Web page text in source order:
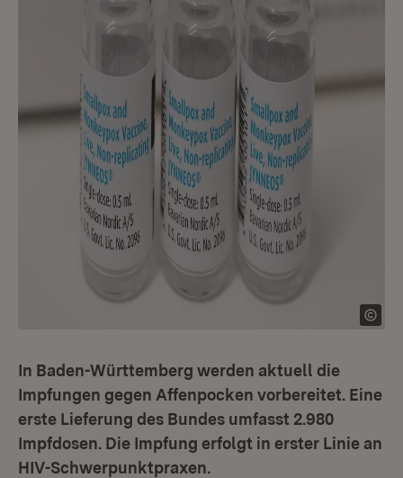
In Baden-Württemberg werden aktuell die
Impfungen gegen Affenpocken vorbereitet. Eine
erste Lieferung des Bundes umfasst 2.980
Impfdosen. Die Impfung erfolgt in erster Linie an
HIV-Schwerpunktpraxen.